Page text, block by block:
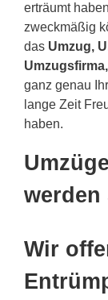
erträumt
zweckmäßig
das Umzug,
ganz genau
lange Zeit
haben.
werden
Wir